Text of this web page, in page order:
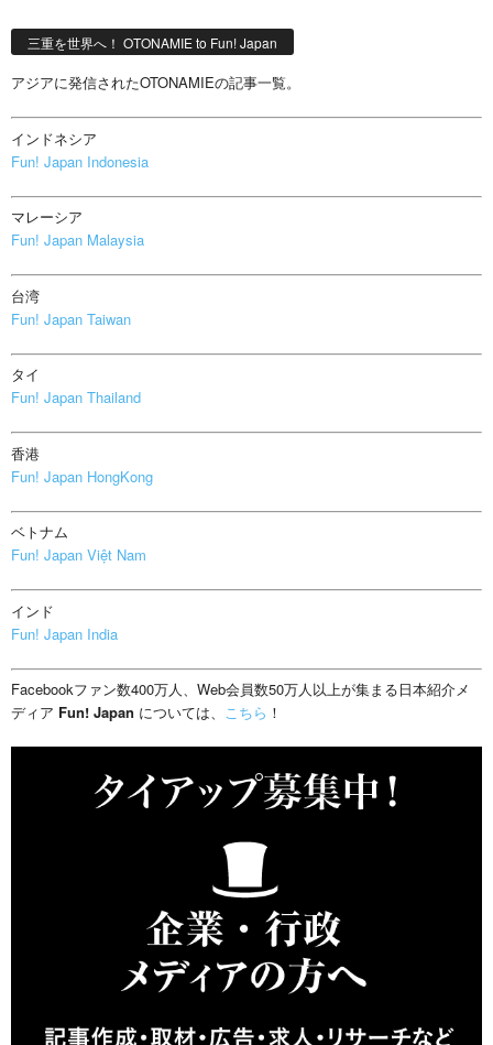
三重を世界へ！ OTONAMIE to Fun! Japan
アジアに発信されたOTONAMIEの記事一覧。
インドネシア
Fun! Japan Indonesia
マレーシア
Fun! Japan Malaysia
台湾
Fun! Japan Taiwan
タイ
Fun! Japan Thailand
香港
Fun! Japan HongKong
ベトナム
Fun! Japan Việt Nam
インド
Fun! Japan India
Facebookファン数400万人、Web会員数50万人以上が集まる日本紹介メ
ディア Fun! Japan については、 こちら ！